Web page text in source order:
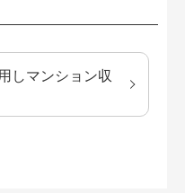
しマンション収